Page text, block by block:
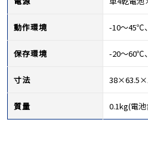
動作環境 -10～45℃
保存環境 -20～60℃
寸法
質量 0.1kg(電池